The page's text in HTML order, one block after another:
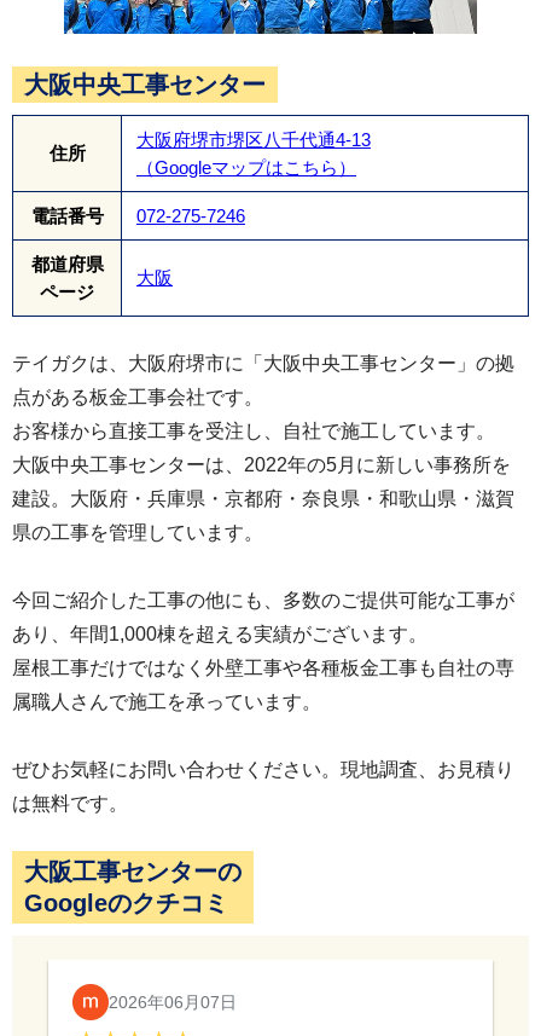
最後に棟板金、換気棟を施工し、完成です。換気
棟は、夏の屋根上に溜まった、暑い空気を逃がす
役割や、冬場の屋根内部で発生する結露を防ぐ役
割もあり、オプション工事にはなりますが、設置
をオススメしております。
屋根リフォーム工事の完成です。天窓周りも職人
大阪中央工事センター
住所
大阪府堺市堺区八千代通4-13
（Googleマップはこちら）
電話番号 072-275-7246
都道府県
ページ
大阪
テイガクは、大阪府堺市に「大阪中央工事センター」の拠
点がある板金工事会社です。
お客様から直接工事を受注し、自社で施工しています。
大阪中央工事センターは、2022年の5月に新しい事務所を
建設。大阪府・兵庫県・京都府・奈良県・和歌山県・滋賀
県の工事を管理しています。
今回ご紹介した工事の他にも、多数のご提供可能な工事が
あり、年間1,000棟を超える実績がございます。
屋根工事だけではなく外壁工事や各種板金工事も自社の専
属職人さんで施工を承っています。
ぜひお気軽にお問い合わせください。現地調査、お見積り
は無料です。
大阪工事センターの
Googleのクチコミ
2026年06月07日